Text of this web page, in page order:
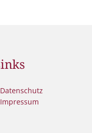
Datenschutz
Impressum